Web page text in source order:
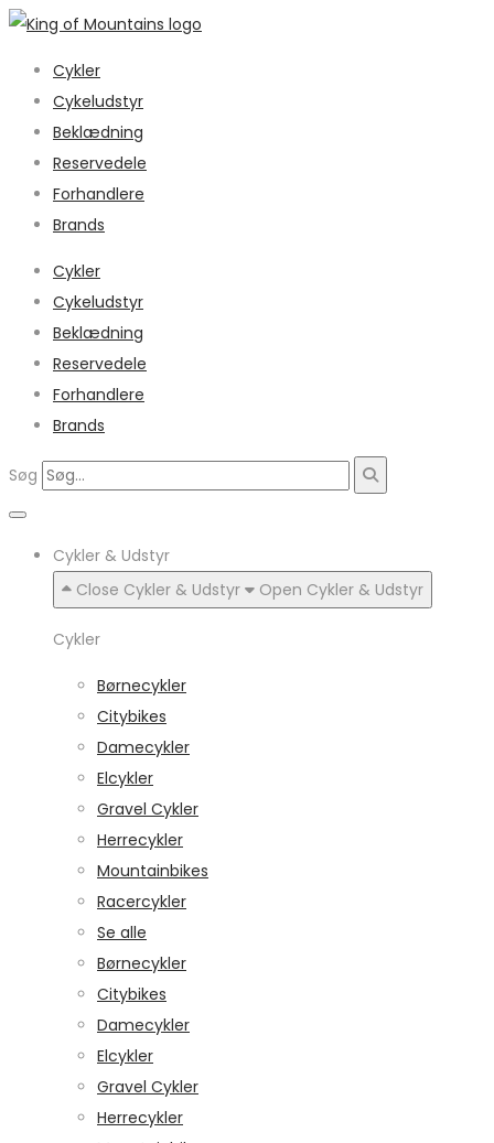
Cykler
Cykeludstyr
Beklædning
Reservedele
Forhandlere
Brands
Cykler
Cykeludstyr
Beklædning
Reservedele
Forhandlere
Brands
Søg
Cykler & Udstyr
Close Cykler & Udstyr
Open Cykler & Udstyr
Cykler
Børnecykler
Citybikes
Damecykler
Elcykler
Gravel Cykler
Herrecykler
Mountainbikes
Racercykler
Se alle
Børnecykler
Citybikes
Damecykler
Elcykler
Gravel Cykler
Herrecykler